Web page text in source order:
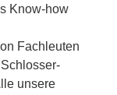
Know-how
Fachleuten
unsere